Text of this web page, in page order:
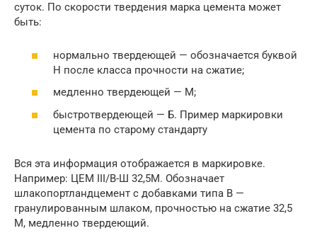
суток. По скорости твердения марка цемента может
быть:
нормально твердеющей — обозначается буквой
Н после класса прочности на сжатие;
медленно твердеющей — М;
быстротвердеющей — Б. Пример маркировки
цемента по старому стандарту
Вся эта информация отображается в маркировке.
Например: ЦЕМ III/В-Ш 32,5М. Обозначает
шлакопортландцемент с добавками типа В —
гранулированным шлаком, прочностью на сжатие 32,5
М, медленно твердеющий.